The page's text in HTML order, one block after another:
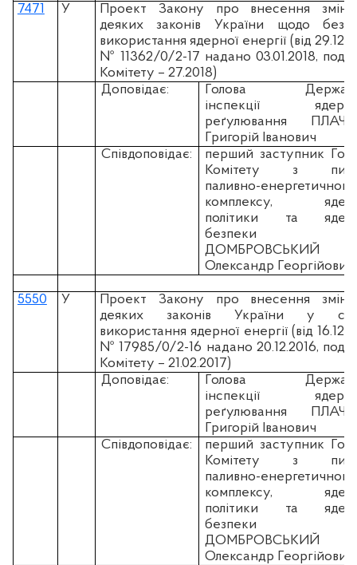
7471 У
Проект Закону про внесення змін
деяких законів України щодо
використання ядерної енергії (вiд
№ 11362/0/2-17 надано 03.01.2018,
Комітету – 27.2018)
Доповідає:
Голова
інспекції
реґулювання
Григорій Іванович
Співдоповідає:
перший заступник
Комітету з
паливно-енергетичного
комплексу,
політики та
безпеки
ДОМБРОВСЬКИЙ
Олександр Георгійович
5550 У
Проект Закону про внесення змін
деяких законів України у
використання ядерної енергії (вiд
№ 17985/0/2-16 надано 20.12.2016,
Комітету – 21.02.2017)
Доповідає:
Голова
інспекції
реґулювання
Григорій Іванович
Співдоповідає:
перший заступник
Комітету з
паливно-енергетичного
комплексу,
політики та
безпеки
ДОМБРОВСЬКИЙ
Олександр Георгійович